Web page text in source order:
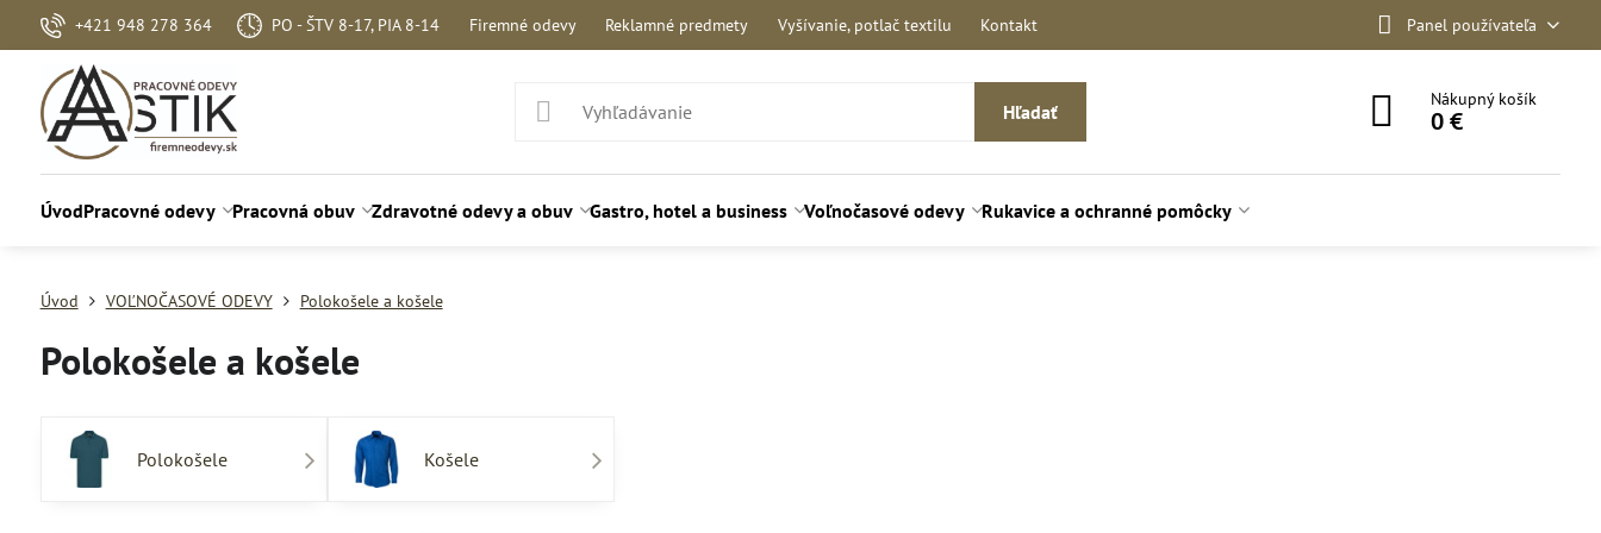
+421 948 278 364 PO - ŠTV 8-17, PIA 8-14 Firemné odevy Reklamné predmety Vyšívanie, potlač textilu Kontakt Panel používateľa
Hľadať
Nákupný košík
0 €
ÚvodPracovné odevy Pracovná obuv Zdravotné odevy a obuv Gastro, hotel a business Voľnočasové odevy Rukavice a ochranné pomôcky
Úvod VOĽNOČASOVÉ ODEVY Polokošele a košele
Polokošele a košele
Polokošele Košele